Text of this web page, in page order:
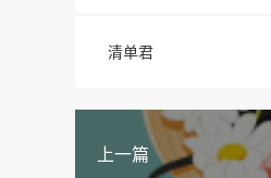
清单君
上一篇